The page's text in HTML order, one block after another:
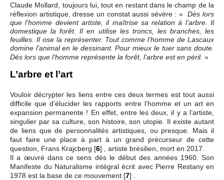
Claude Mollard, toujours lui, tout en restant dans le champ de la
réflexion artistique, dresse un constat aussi sévère : «
Dès lors
que l’homme devient artiste, il maîtrise sa relation à l’arbre. Il
domestique la forêt. Il en utilise les troncs, les branches, les
feuilles. Il ose la représenter. Tout comme l’homme de Lascaux
domine l’animal en le dessinant. Pour mieux le tuer sans doute.
Dès lors que l’homme représente la forêt, l’arbre est en péril. »
L’arbre et l’art
Vouloir décrypter les liens entre ces deux termes est tout aussi
difficile que d’élucider les rapports entre l’homme et un art en
expansion permanente ! En effet, entre les deux, il y a l’artiste,
singulier par sa culture, son histoire, son utopie. Il existe autant
de liens que de personnalités artistiques, ou presque. Mais il
faut faire une place à part à un grand précurseur de cette
question, Frans Krajcberg [6] , artiste brésilien, mort en 2017.
Il a œuvré dans ce sens dès le début des années 1960. Son
Manifeste du Naturalisme intégral écrit avec Pierre Restany en
1978 est la base de ce mouvement [7]